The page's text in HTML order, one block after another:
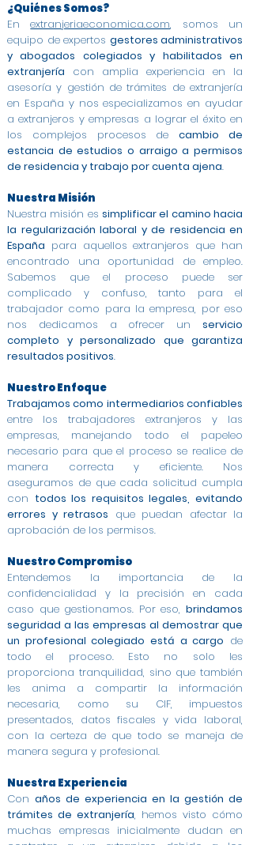
¿Quiénes Somos?
Enextranjeriaeconomica.com, somos un
equipo de expertos gestores administrativos
y abogados colegiados y habilitados en
extranjería con amplia experiencia en la
asesoría y gestión de trámites de extranjería
en España y nos especializamos en ayudar
a extranjeros y empresas a lograr el éxito en
los complejos procesos decambio de
estancia de estudios o arraigo a permisos
de residencia y trabajo por cuenta ajena.
Nuestra Misión
Nuestra misión es simplificar el camino hacia
la regularización laboral y de residencia en
España para aquellos extranjeros que han
encontrado una oportunidad de empleo.
Sabemos que el proceso puede ser
complicado y confuso, tanto para el
trabajador como para la empresa, por eso
nos dedicamos a ofrecer un servicio
completo y personalizado que garantiza
resultados positivos.
Nuestro Enfoque
Trabajamos como intermediarios confiables
entre los trabajadores extranjeros y las
empresas, manejando todo el papeleo
necesario para que el proceso se realice de
manera correcta y eficiente. Nos
aseguramos de que cada solicitud cumpla
con todos los requisitos legales, evitando
errores y retrasos que puedan afectar la
aprobación de los permisos.
Nuestro Compromiso
Entendemos la importancia de la
confidencialidad y la precisión en cada
caso que gestionamos. Por eso, brindamos
seguridad a las empresas al demostrar que
un profesional colegiado está a cargo de
todo el proceso. Esto no solo les
proporciona tranquilidad, sino que también
les anima a compartir la información
necesaria, como su CIF, impuestos
presentados, datos fiscales y vida laboral,
con la certeza de que todo se maneja de
manera segura y profesional.
Nuestra Experiencia
Con años de experiencia en la gestión de
trámites de extranjería, hemos visto cómo
muchas empresas inicialmente dudan en